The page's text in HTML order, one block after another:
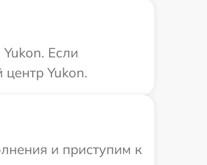
Если
Yukon.
и приступим к